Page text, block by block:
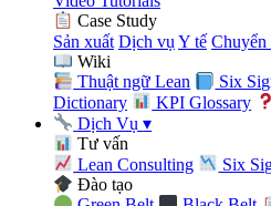
Case Study
Sản xuất Dịch vụ Y tế Chuyển
Wiki
Thuật ngữ Lean
Six
Dictionary
KPI Glossary
Dịch Vụ▾
Tư vấn
Lean Consulting
Six
Đào tạo